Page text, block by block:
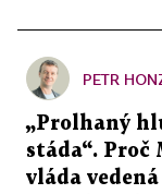
PETR
„Prolhaný
stáda“. Proč
vláda